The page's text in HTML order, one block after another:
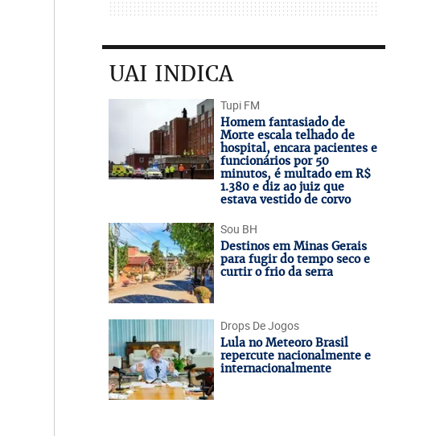
UAI INDICA
Tupi FM
Homem fantasiado de
Morte escala telhado de
hospital, encara pacientes e
funcionários por 50
minutos, é multado em R$
1.380 e diz ao juiz que
estava vestido de corvo
Sou BH
Destinos em Minas Gerais
para fugir do tempo seco e
curtir o frio da serra
Drops De Jogos
Lula no Meteoro Brasil
repercute nacionalmente e
internacionalmente